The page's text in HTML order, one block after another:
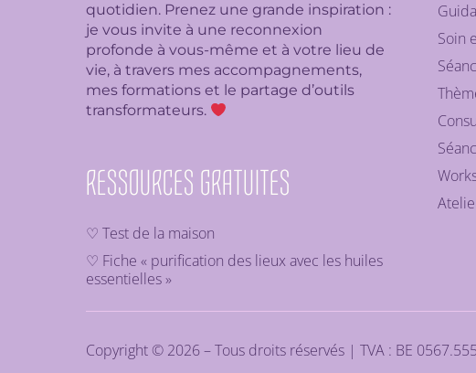
quotidien. Prenez une grande inspiration :
je vous invite à une reconnexion
profonde à vous-même et à votre lieu de
vie, à travers mes accompagnements,
mes formations et le partage d’outils
transformateurs.
RESSOURCES GRATUITES
♡ Test de la maison
♡ Fiche « purification des lieux avec les huiles
essentielles »
Soin
Copyright © 2026 – Tous droits réservés | TVA : BE